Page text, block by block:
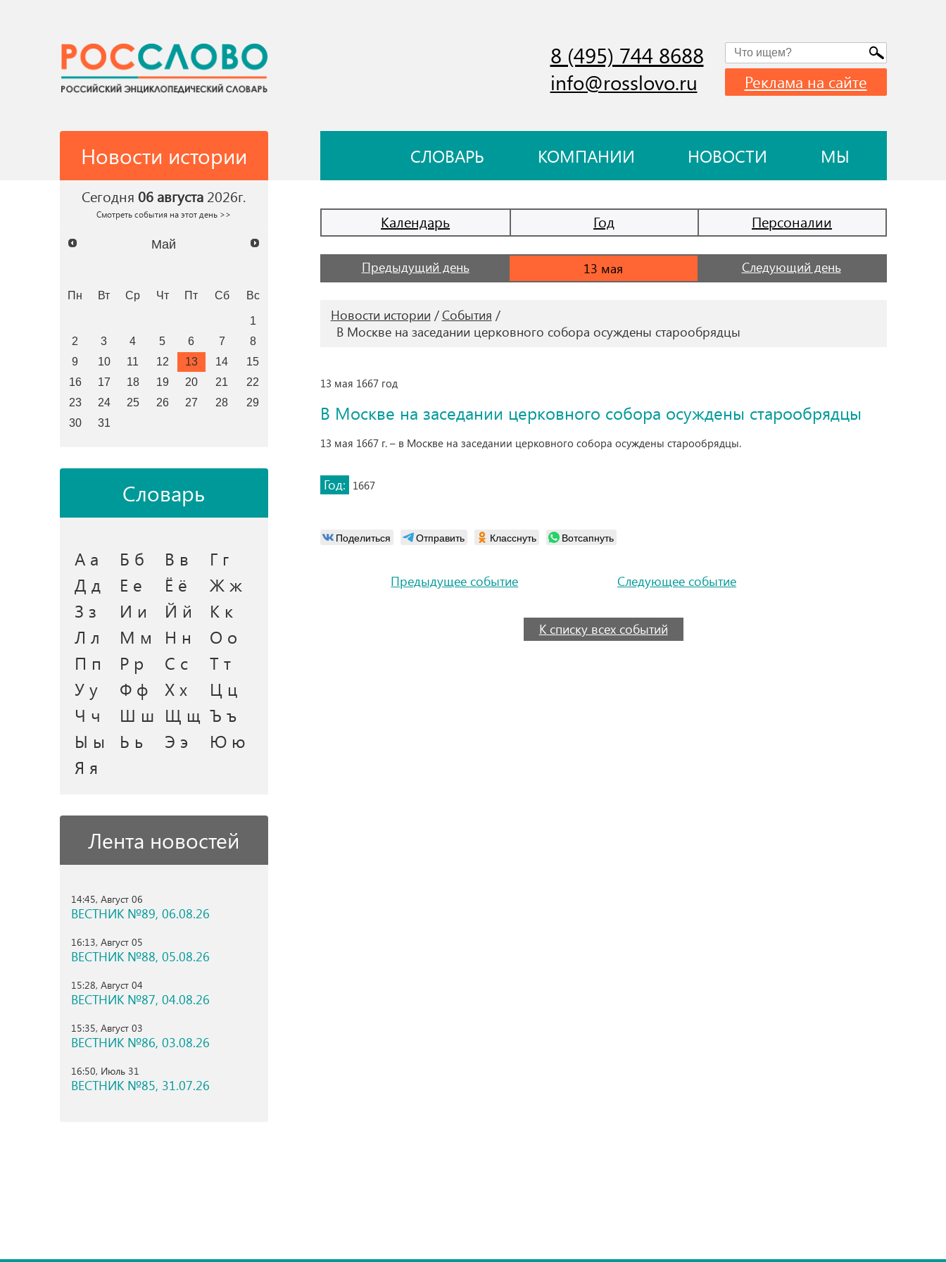
8 (495) 744 8688
info@rosslovo.ru Реклама на сайте
Новости истории СЛОВАРЬ КОМПАНИИ НОВОСТИ МЫ
Сегодня 06 августа 2026г.
Смотреть события на этот день >>
Май
Пн Вт Ср Чт Пт Сб Вс
1
2
3 4 5 6 7
8
9
10 11 12 13 14
15
16
17 18 19 20 21
22
23
24 25 26 27 28
29
30
31
Словарь
А а Б б В в
Г г
Д д
Е е Ё ё
Ж ж
З з
И и Й й
К к
Л л
М м Н н
О о
П п
Р р С с
Т т
У у
Ф ф Х х
Ц ц
Ч ч
Ш ш Щ щ Ъ ъ
Ы ы
Ь ь Э э
Ю ю
Я я
Лента новостей
14:45, Август 06
ВЕСТНИК №89, 06.08.26
16:13, Август 05
ВЕСТНИК №88, 05.08.26
15:28, Август 04
ВЕСТНИК №87, 04.08.26
15:35, Август 03
ВЕСТНИК №86, 03.08.26
16:50, Июль 31
ВЕСТНИК №85, 31.07.26
Календарь Год Персоналии
Предыдущий день Следующий день
Новости истории
События
В Москве на заседании церковного собора осуждены старообрядцы
13 мая 1667 год
В Москве на заседании церковного собора осуждены старообрядцы
13 мая 1667 г. – в Москве на заседании церковного собора осуждены старообрядцы.
Год: 1667
Поделиться Отправить Класснуть Вотсапнуть
Предыдущее событие Следующее событие
К списку всех событий